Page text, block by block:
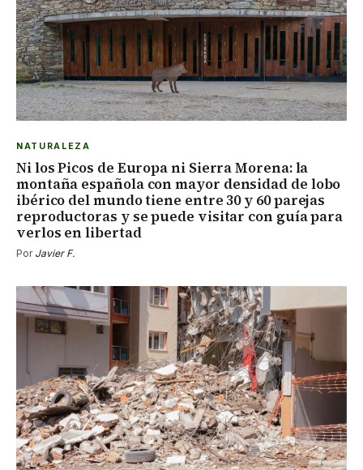
NATURALEZA
Ni los Picos de Europa ni Sierra Morena: la
montaña española con mayor densidad de lobo
ibérico del mundo tiene entre 30 y 60 parejas
reproductoras y se puede visitar con guía para
verlos en libertad
Por Javier F.